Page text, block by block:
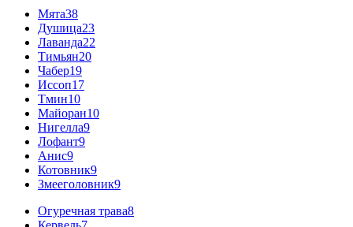
Мята38
Душица23
Лаванда22
Тимьян20
Чабер19
Иссоп17
Тмин10
Майоран10
Нигелла9
Лофант9
Анис9
Котовник9
Змееголовник9
Огуречная трава8